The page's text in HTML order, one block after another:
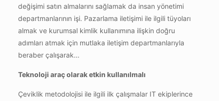
değişimi satın almalarını sağlamak da insan yönetimi
departmanlarının işi. Pazarlama iletişimi ile ilgili tüyoları
almak ve kurumsal kimlik kullanımına ilişkin doğru
adımları atmak için mutlaka iletişim departmanlarıyla
beraber çalışarak…
Teknoloji araç olarak etkin kullanılmalı
Çeviklik metodolojisi ile ilgili ilk çalışmalar IT ekiplerince